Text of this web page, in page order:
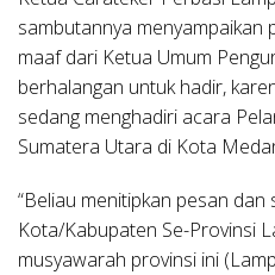
sambutannya
maaf dari Ketua Umum
berhalangan untuk hadir,
sedang menghadiri acara
Sumatera Utara di Kota
“Beliau menitipkan pesan
Kota/Kabupaten Se-Provinsi
musyawarah provinsi ini